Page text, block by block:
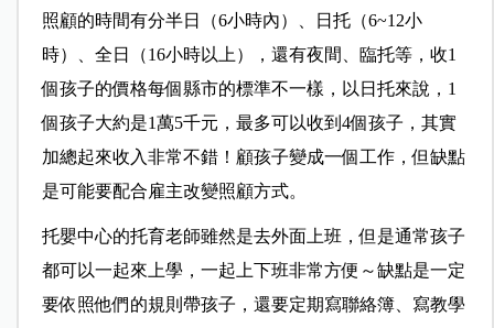
照顧的時間有分半日（6小時內）、日托（6~12小
時）、全日（16小時以上），還有夜間、臨托等，收1
個孩子的價格每個縣市的標準不一樣，以日托來說，1
個孩子大約是1萬5千元，最多可以收到4個孩子，其實
加總起來收入非常不錯！顧孩子變成一個工作，但缺點
是可能要配合雇主改變照顧方式。
托嬰中心的托育老師雖然是去外面上班，但是通常孩子
都可以一起來上學，一起上下班非常方便～缺點是一定
要依照他們的規則帶孩子，還要定期寫聯絡簿、寫教學